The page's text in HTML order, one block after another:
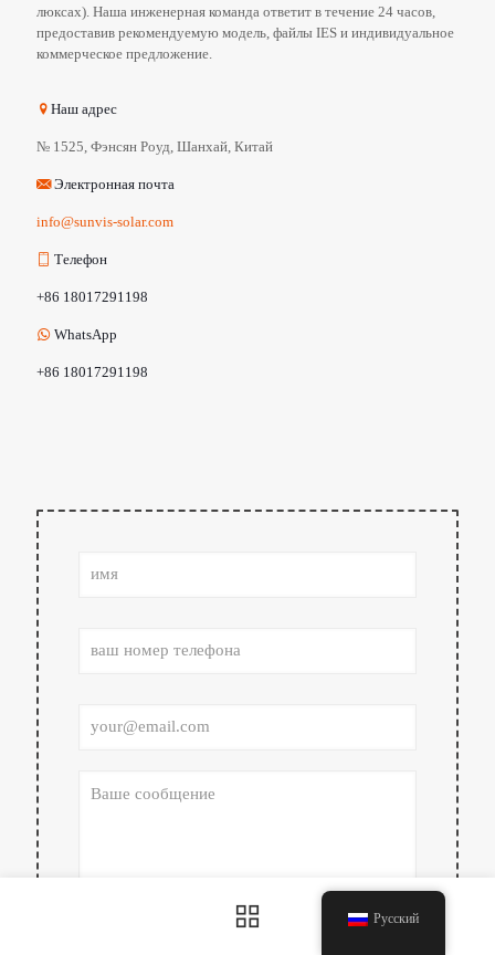
люксах). Наша инженерная команда ответит в течение 24 часов,
предоставив рекомендуемую модель, файлы IES и индивидуальное
коммерческое предложение.
Наш адрес
№ 1525, Фэнсян Роуд, Шанхай, Китай
Электронная почта
info@sunvis-solar.com
Телефон
+86 18017291198
WhatsApp
+86 18017291198
Русский